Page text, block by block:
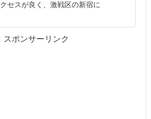
クセスが良く、激戦区の新宿に
スポンサーリンク